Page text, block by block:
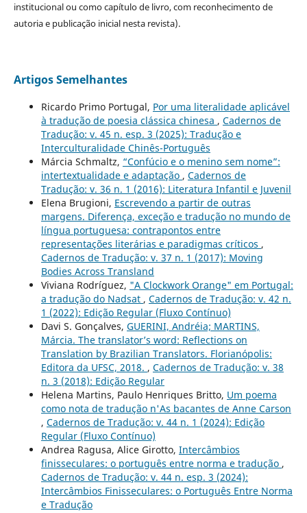
institucional ou como capítulo de livro, com reconhecimento de
autoria e publicação inicial nesta revista).
Artigos Semelhantes
Ricardo Primo Portugal, Por uma literalidade aplicável
à tradução de poesia clássica chinesa , Cadernos de
Tradução: v. 45 n. esp. 3 (2025): Tradução e
Interculturalidade Chinês-Português
Márcia Schmaltz, “Confúcio e o menino sem nome”:
intertextualidade e adaptação , Cadernos de
Tradução: v. 36 n. 1 (2016): Literatura Infantil e Juvenil
Elena Brugioni, Escrevendo a partir de outras
margens. Diferença, exceção e tradução no mundo de
língua portuguesa: contrapontos entre
representações literárias e paradigmas críticos ,
Cadernos de Tradução: v. 37 n. 1 (2017): Moving
Bodies Across Transland
Viviana Rodríguez, "A Clockwork Orange" em Portugal:
a tradução do Nadsat , Cadernos de Tradução: v. 42 n.
1 (2022): Edição Regular (Fluxo Contínuo)
Davi S. Gonçalves, GUERINI, Andréia; MARTINS,
Márcia. The translator’s word: Reflections on
Translation by Brazilian Translators. Florianópolis:
Editora da UFSC, 2018. , Cadernos de Tradução: v. 38
n. 3 (2018): Edição Regular
Helena Martins, Paulo Henriques Britto, Um poema
como nota de tradução n'As bacantes de Anne Carson
, Cadernos de Tradução: v. 44 n. 1 (2024): Edição
Regular (Fluxo Contínuo)
Andrea Ragusa, Alice Girotto, Intercâmbios
finisseculares: o português entre norma e tradução ,
Cadernos de Tradução: v. 44 n. esp. 3 (2024):
Intercâmbios Finisseculares: o Português Entre Norma
e Tradução